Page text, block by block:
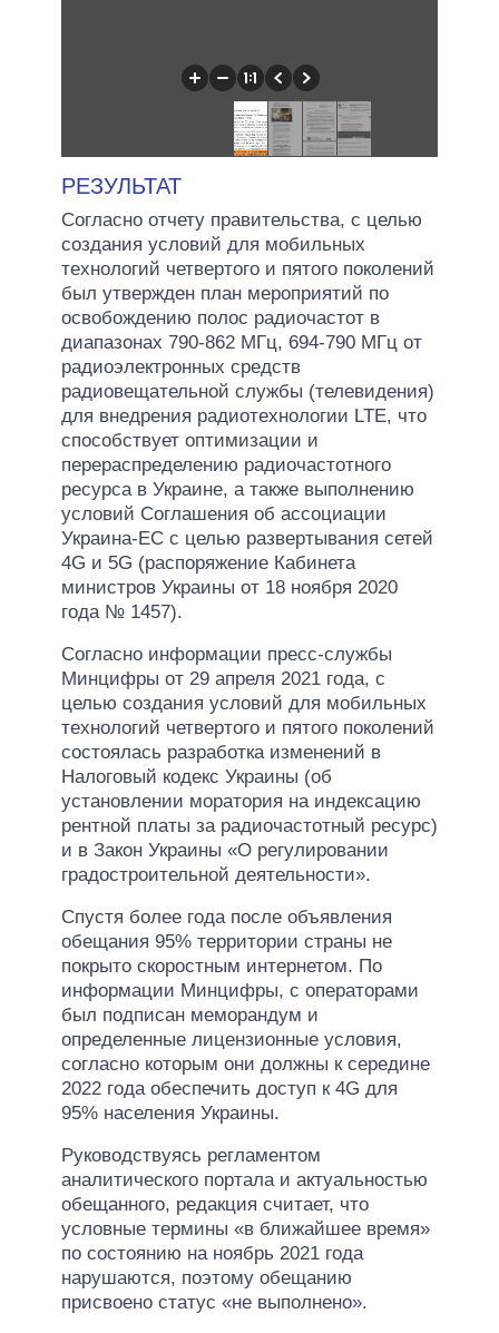
РЕЗУЛЬТАТ
Согласно отчету правительства, с целью
создания условий для мобильных
технологий четвертого и пятого поколений
был утвержден план мероприятий по
освобождению полос радиочастот в
диапазонах 790-862 МГц, 694-790 МГц от
радиоэлектронных средств
радиовещательной службы (телевидения)
для внедрения радиотехнологии LTE, что
способствует оптимизации и
перераспределению радиочастотного
ресурса в Украине, а также выполнению
условий Соглашения об ассоциации
Украина-ЕС с целью развертывания сетей
4G и 5G (распоряжение Кабинета
министров Украины от 18 ноября 2020
года № 1457).
Согласно информации пресс-службы
Минцифры от 29 апреля 2021 года, с
целью создания условий для мобильных
технологий четвертого и пятого поколений
состоялась разработка изменений в
Налоговый кодекс Украины (об
установлении моратория на индексацию
рентной платы за радиочастотный ресурс)
и в Закон Украины «О регулировании
градостроительной деятельности».
Спустя более года после объявления
обещания 95% территории страны не
покрыто скоростным интернетом. По
информации Минцифры, с операторами
был подписан меморандум и
определенные лицензионные условия,
согласно которым они должны к середине
2022 года обеспечить доступ к 4G для
95% населения Украины.
Руководствуясь регламентом
аналитического портала и актуальностью
обещанного, редакция считает, что
условные термины «в ближайшее время»
по состоянию на ноябрь 2021 года
нарушаются, поэтому обещанию
присвоено статус «не выполнено».